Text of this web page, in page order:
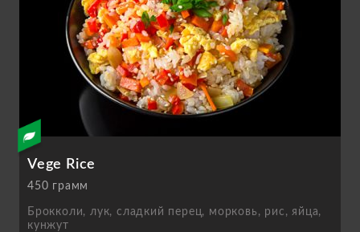
Vege Rice
450 грамм
Брокколи, лук, сладкий перец, морковь, рис, яйцa,
кунжут